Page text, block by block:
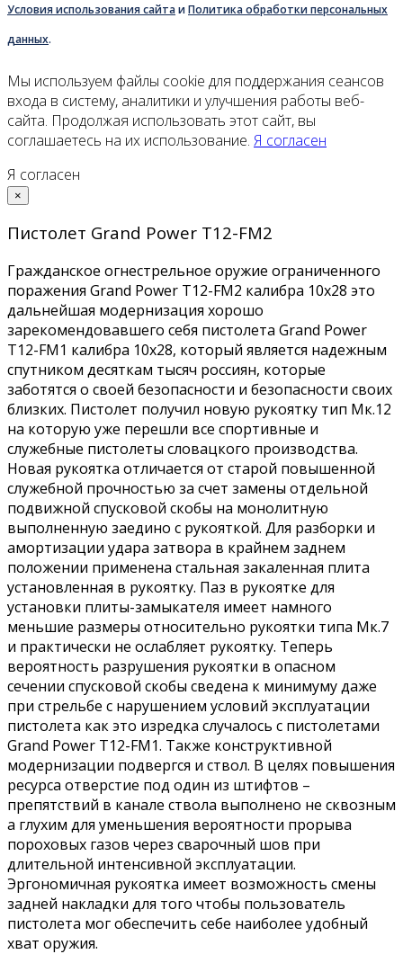
Условия использования сайтаиПолитика обработки персональных
данных.
Мы используем файлы cookie для поддержания сеансов
входа в систему, аналитики и улучшения работы веб-
сайта. Продолжая использовать этот сайт, вы
соглашаетесь на их использование. Я согласен
Я согласен
×
Пистолет Grand Power Т12-FM2
Гражданское огнестрельное оружие ограниченного
поражения Grand Power Т12-FM2 калибра 10x28 это
дальнейшая модернизация хорошо
зарекомендовавшего себя пистолета Grand Power
T12-FM1 калибра 10x28, который является надежным
спутником десяткам тысяч россиян, которые
заботятся о своей безопасности и безопасности своих
близких. Пистолет получил новую рукоятку тип Мк.12
на которую уже перешли все спортивные и
служебные пистолеты словацкого производства.
Новая рукоятка отличается от старой повышенной
служебной прочностью за счет замены отдельной
подвижной спусковой скобы на монолитную
выполненную заедино с рукояткой. Для разборки и
амортизации удара затвора в крайнем заднем
положении применена стальная закаленная плита
установленная в рукоятку. Паз в рукоятке для
установки плиты-замыкателя имеет намного
меньшие размеры относительно рукоятки типа Мк.7
и практически не ослабляет рукоятку. Теперь
вероятность разрушения рукоятки в опасном
сечении спусковой скобы сведена к минимуму даже
при стрельбе с нарушением условий эксплуатации
пистолета как это изредка случалось с пистолетами
Grand Power Т12-FM1. Также конструктивной
модернизации подвергся и ствол. В целях повышения
ресурса отверстие под один из штифтов –
препятствий в канале ствола выполнено не сквозным
а глухим для уменьшения вероятности прорыва
пороховых газов через сварочный шов при
длительной интенсивной эксплуатации.
Эргономичная рукоятка имеет возможность смены
задней накладки для того чтобы пользователь
пистолета мог обеспечить себе наиболее удобный
хват оружия.